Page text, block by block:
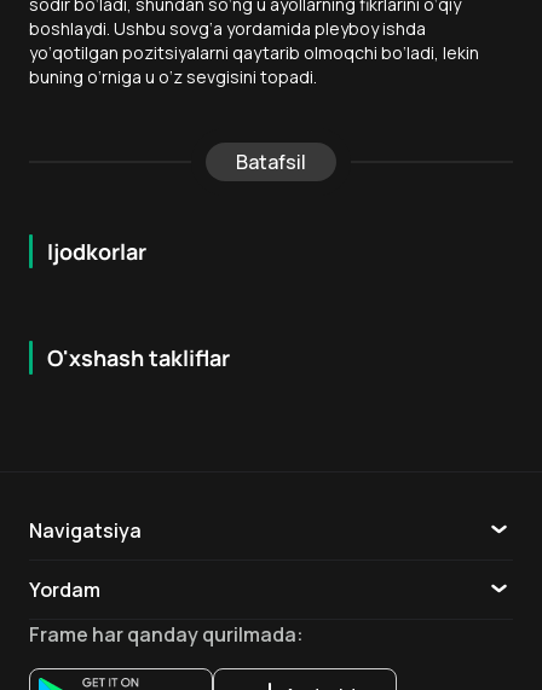
boshlaydi. Ushbu sovg‘a yordamida pleyboy ishda
yo‘qotilgan pozitsiyalarni qaytarib olmoqchi bo‘ladi, lekin
buning o‘rniga u o‘z sevgisini topadi.
Batafsil
Ijodkorlar
O'xshash takliflar
18 + 5.8
Navigatsiya
Yordam
Aloqa
Ilovalar
Frame har qanday qurilmada: